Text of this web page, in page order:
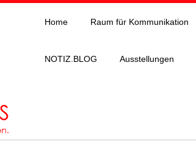
Home Raum für Kommunikation
NOTIZ.BLOG Ausstellungen